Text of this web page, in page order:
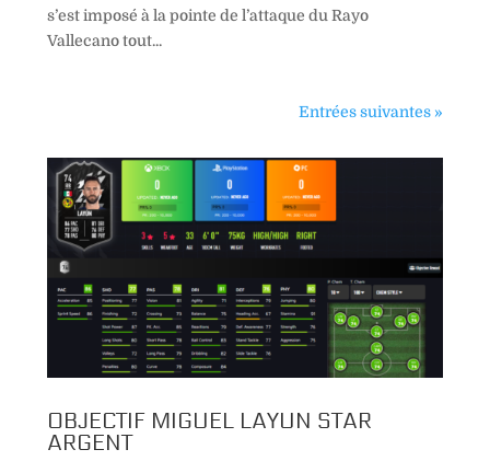
s’est imposé à la pointe de l’attaque du Rayo
Vallecano tout...
Entrées suivantes »
OBJECTIF MIGUEL LAYUN STAR
ARGENT